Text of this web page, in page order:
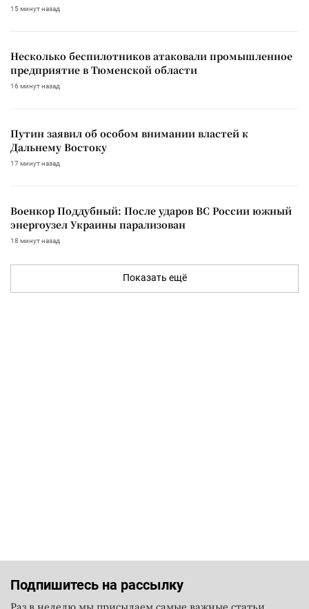
15 минут назад
Несколько беспилотников атаковали промышленное
предприятие в Тюменской области
16 минут назад
Путин заявил об особом внимании властей к
Дальнему Востоку
17 минут назад
Военкор Поддубный: После ударов ВС России южный
энергоузел Украины парализован
18 минут назад
Показать ещё
Подпишитесь на рассылку
Раз в неделю мы присылаем самые важные статьи